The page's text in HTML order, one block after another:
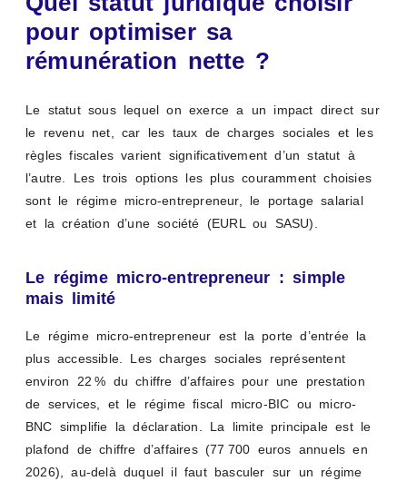
pour optimiser sa
rémunération nette ?
Le statut sous lequel on exerce a un impact direct sur
le revenu net, car les taux de charges sociales et les
règles fiscales varient significativement d’un statut à
l’autre. Les trois options les plus couramment choisies
sont le régime micro-entrepreneur, le portage salarial
et la création d’une société (EURL ou SASU).
Le régime micro-entrepreneur : simple
mais limité
Le régime micro-entrepreneur est la porte d’entrée la
plus accessible. Les charges sociales représentent
environ 22 % du chiffre d’affaires pour une prestation
de services, et le régime fiscal micro-BIC ou micro-
BNC simplifie la déclaration. La limite principale est le
plafond de chiffre d’affaires (77 700 euros annuels en
2026), au-delà duquel il faut basculer sur un régime